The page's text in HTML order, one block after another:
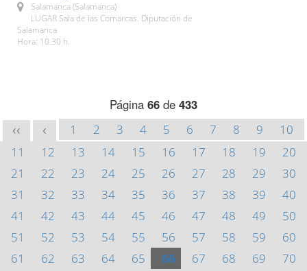
Salamanca (Salamanca)
LUGAR Sala de las Comarcas. Diputación de
Salamanca
Hora: 10.30 h.
Página 66 de 433
<< < 1 2 3 4 5 6 7 8 9
10
11
12 13 14 15 16 17 18 19
20
21
22 23 24 25 26 27 28 29
30
31
32 33 34 35 36 37 38 39
40
41
42 43 44 45 46 47 48 49
50
51
52 53 54 55 56 57 58 59
60
61
62 63 64 65 66 67 68 69
70